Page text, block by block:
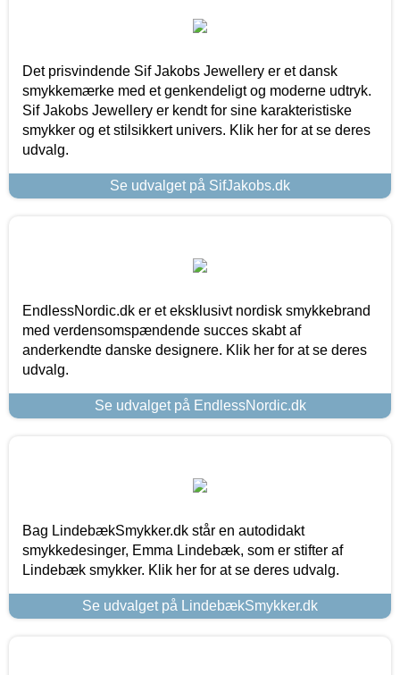
Det prisvindende Sif Jakobs Jewellery er et dansk
smykkemærke med et genkendeligt og moderne udtryk.
Sif Jakobs Jewellery er kendt for sine karakteristiske
smykker og et stilsikkert univers. Klik her for at se deres
udvalg.
Se udvalget på SifJakobs.dk
EndlessNordic.dk er et eksklusivt nordisk smykkebrand
med verdensomspændende succes skabt af
anderkendte danske designere. Klik her for at se deres
udvalg.
Se udvalget på EndlessNordic.dk
Bag LindebækSmykker.dk står en autodidakt
smykkedesinger, Emma Lindebæk, som er stifter af
Lindebæk smykker. Klik her for at se deres udvalg.
Se udvalget på LindebækSmykker.dk